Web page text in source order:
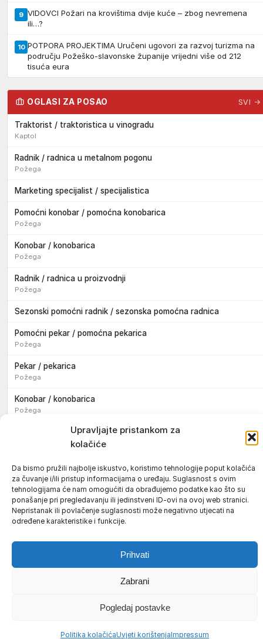
Upravljajte pristankom za
kolačiće
Da bismo pružili najbolje iskustvo, koristimo tehnologije poput kolačića
za čuvanje i/ili pristup informacijama o uređaju. Suglasnost s ovim
tehnologijama će nam omogućiti da obrađujemo podatke kao što su
ponašanje pri pregledavanju ili jedinstveni ID-ovi na ovoj web stranici.
Nepristanak ili povlačenje suglasnosti može negativno utjecati na
određene karakteristike i funkcije.
Prihvati
Zabrani
Pogledaj postavke
Politika kolačićaUvjeti korištenjaImpressum
9 VIDOVCI Požari na krovištima dvije kuće – zbog nevremena
ili…?
10 POTPORA PROJEKTIMA Uručeni ugovori za razvoj turizma na
području Požeško-slavonske županije vrijedni više od 212
tisuća eura
OGLASI ZA POSAO SVI →
Traktorist / traktoristica u vinogradu
Kaptol
Radnik / radnica u metalnom pogonu
Požega
Marketing specijalist / specijalistica
Pomoćni konobar / pomoćna konobarica
Požega
Konobar / konobarica
Požega
Radnik / radnica u proizvodnji
Požega
Sezonski pomoćni radnik / sezonska pomoćna radnica
Pomoćni pekar / pomoćna pekarica
Požega
Pekar / pekarica
Požega
Konobar / konobarica
Požega
Uvjeti korištenja Impressum
Politika kolačića (EU)
Pravila privatnosti
© 2026 Požeški vodič. Sva prava pridržana.